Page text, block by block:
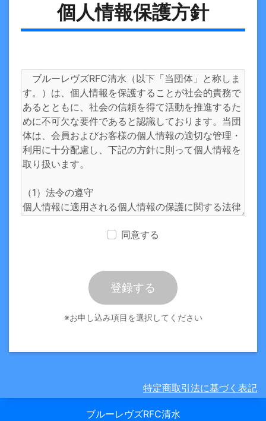
個人情報保護方針
同意する
登録する
※お申し込み項目を選択してください
特定商取引法に基づく表記
ブルーレヴズRFC清水